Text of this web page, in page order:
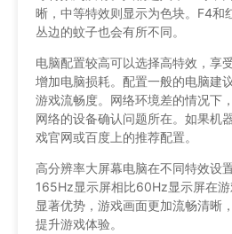
晰，中等特效则显示为色块。F4
丛边的蚊子也会有所不同。
电脑配置较高可以选择高特效，享
增加电脑损耗。配置一般的电脑建
游戏流畅度。网络环境差的情况下
网络的设备确认问题所在。如果机
戏官网或百度上的推荐配置。
高分辨率大屏幕电脑在不同特效设
165Hz显示屏相比60Hz显示屏在
显著优势，游戏画面更加流畅清晰
提升游戏体验。